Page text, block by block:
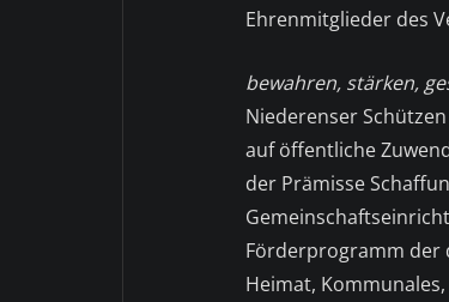
Ehrenmitglieder des
bewahren, stärken,
Niederenser
auf öffentliche
der Prämisse
Förderprogramm der
Heimat,